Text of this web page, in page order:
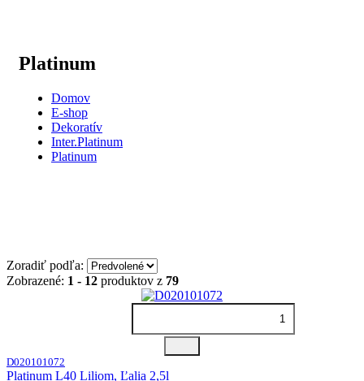
Platinum
Domov
E-shop
Dekoratív
Inter.Platinum
Platinum
Zoradiť podľa:
Zobrazené: 1 - 12 produktov z 79
D020101072
Platinum L40 Liliom, Ľalia 2,5l